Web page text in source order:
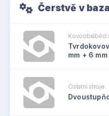
Čerstvě v
Kovoobráběcí
mm + 6 mm
Ostatní stroje